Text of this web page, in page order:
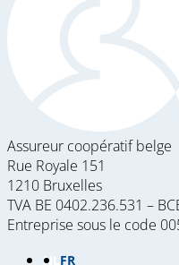
Assureur coopératif belge
Rue Royale 151
1210 Bruxelles
TVA BE 0402.236.531 –
Entreprise sous le code
NL FR